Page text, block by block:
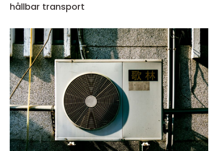
hållbar transport